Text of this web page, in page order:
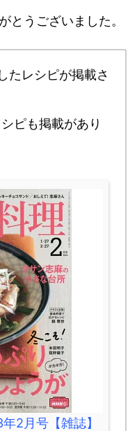
とうございました。
たレシピが掲載さ
ピも掲載があり
2月号【雑誌】